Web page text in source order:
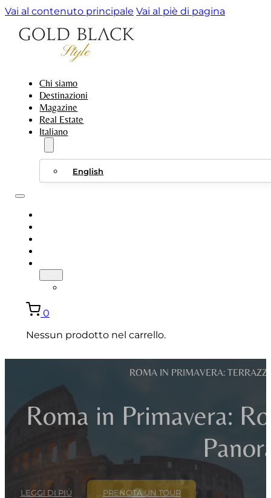
Vai al contenuto principale Vai al piè di pagina
Chi siamo
Destinazioni
Magazine
Real Estate
Italiano
English
0
Nessun prodotto nel carrello.
ROMA IN PRIMAVERA:
Roma in Primavera:
LEGGI DI PIÙ PRENOTA UN TOUR